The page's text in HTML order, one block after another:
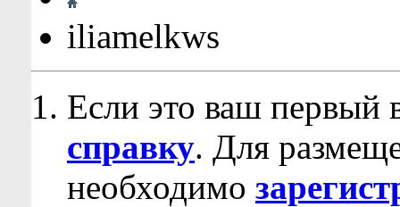
iliamelkws
Если это ваш первый
справку. Для
необходимо